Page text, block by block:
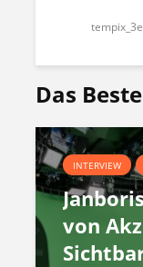
Das
INTERVIEW
von